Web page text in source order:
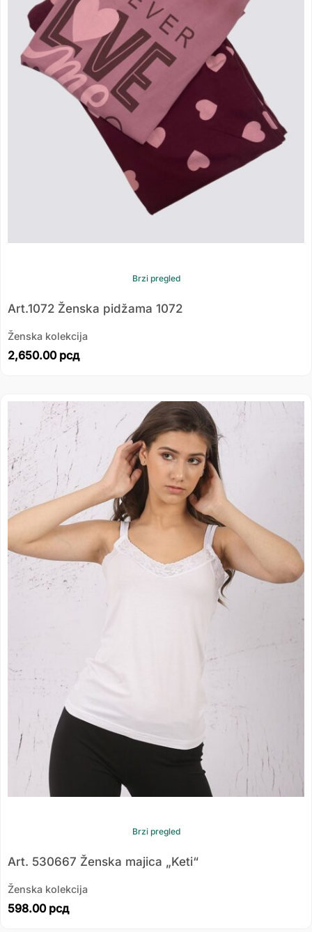
Brzi pregled
Art.1072 Ženska pidžama 1072
Ženska kolekcija
2,650.00 рсд
Brzi pregled
Art. 530667 Ženska majica „Keti“
Ženska kolekcija
598.00 рсд